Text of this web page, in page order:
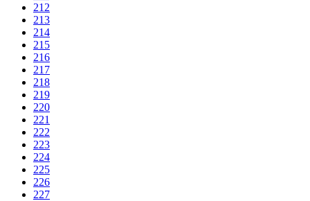
212
213
214
215
216
217
218
219
220
221
222
223
224
225
226
227